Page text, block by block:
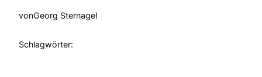
vonGeorg Sternagel
Schlagwörter: